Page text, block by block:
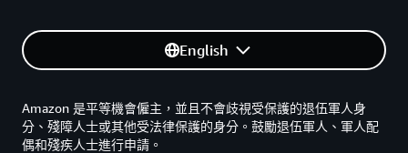
English
Amazon 是平等機會僱主，並且不會歧視受保護的退伍軍人身
分、殘障人士或其他受法律保護的身分。鼓勵退伍軍人、軍人配
偶和殘疾人士進行申請。